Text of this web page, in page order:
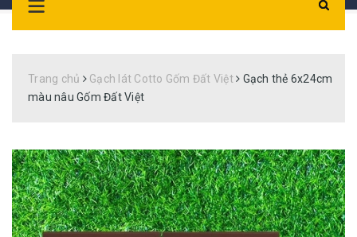
Trang chủ Gạch lát Cotto Gốm Đất Việt
Gạch thẻ 6x24cm
màu nâu Gốm Đất Việt